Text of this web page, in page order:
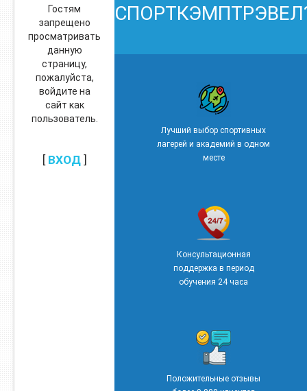
Гостям
запрещено
просматривать
данную
страницу,
пожалуйста,
войдите на
сайт как
пользователь.
[ ВХОД]
Лучший выбор спортивных
лагерей и академий в одном
месте
Консультационная
поддержка в период
обучения 24 часа
Положительные отзывы